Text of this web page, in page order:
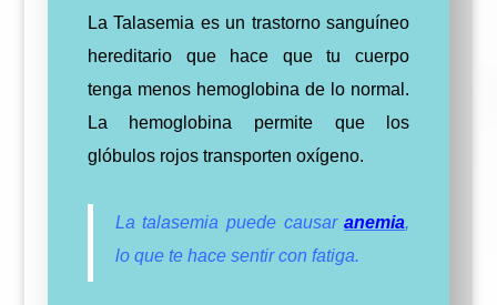
La Talasemia es un trastorno sanguíneo
hereditario que hace que tu cuerpo
tenga menos hemoglobina de lo normal.
La hemoglobina permite que los
glóbulos rojos transporten oxígeno.
La talasemia puede causaranemia,
lo que te hace sentir con fatiga.